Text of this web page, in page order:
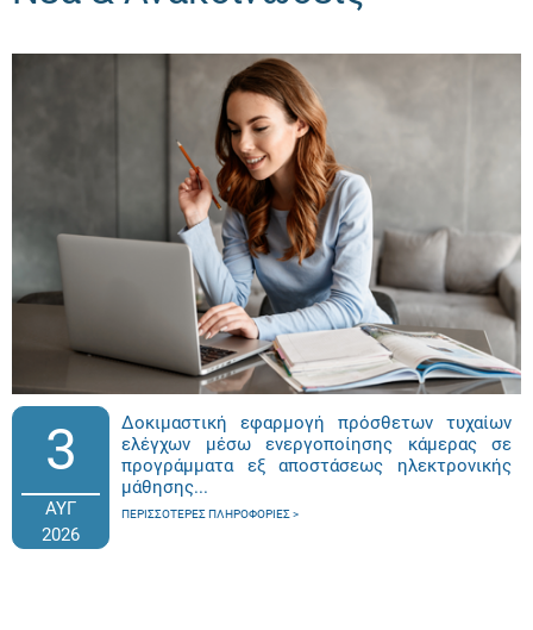
3
ΑΥΓ
2026
Δοκιμαστική εφαρμογή πρόσθετων τυχαίων
ελέγχων μέσω ενεργοποίησης κάμερας σε
προγράμματα εξ αποστάσεως ηλεκτρονικής
μάθησης...
ΠΕΡΙΣΣΌΤΕΡΕΣ ΠΛΗΡΟΦΟΡΊΕΣ